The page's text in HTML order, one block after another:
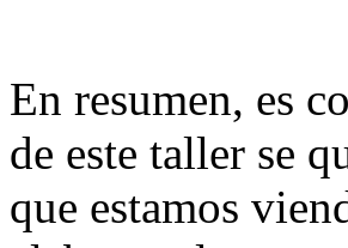
En resumen, es
de este taller se
que estamos